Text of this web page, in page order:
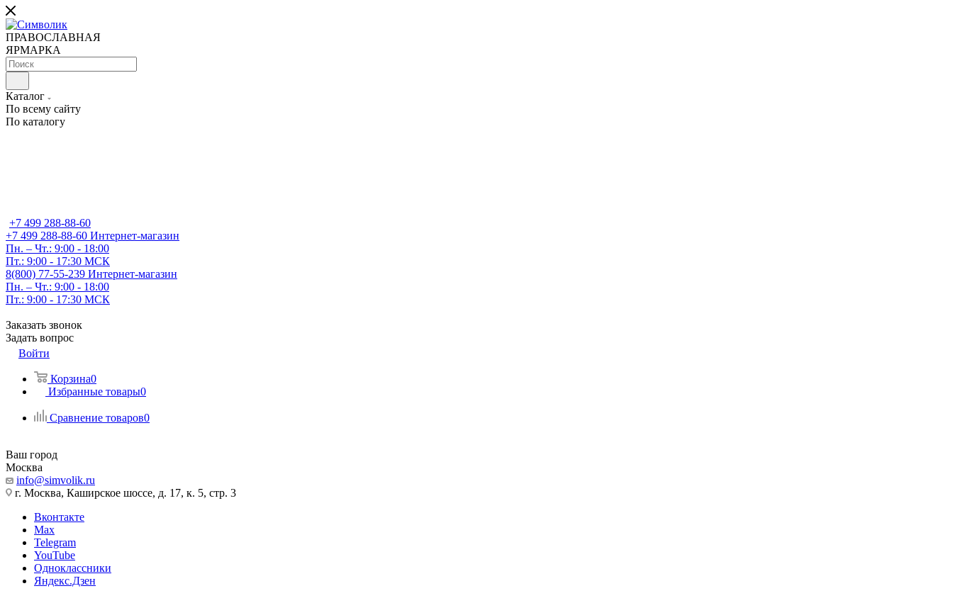
ПРАВОСЛАВНАЯ
ЯРМАРКА
Каталог
По всему сайту
По каталогу
+7 499 288-88-60
+7 499 288-88-60 Интернет-магазин
Пн. – Чт.: 9:00 - 18:00
Пт.: 9:00 - 17:30 МСК
8(800) 77-55-239 Интернет-магазин
Пн. – Чт.: 9:00 - 18:00
Пт.: 9:00 - 17:30 МСК
Заказать звонок
Задать вопрос
Войти
Корзина0
Избранные товары0
Сравнение товаров0
Ваш город
Москва
info@simvolik.ru
г. Москва, Каширское шоссе, д. 17, к. 5, стр. 3
Вконтакте
Max
Telegram
YouTube
Одноклассники
Яндекс.Дзен